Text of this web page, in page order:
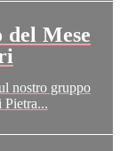
Mese
nostro gruppo